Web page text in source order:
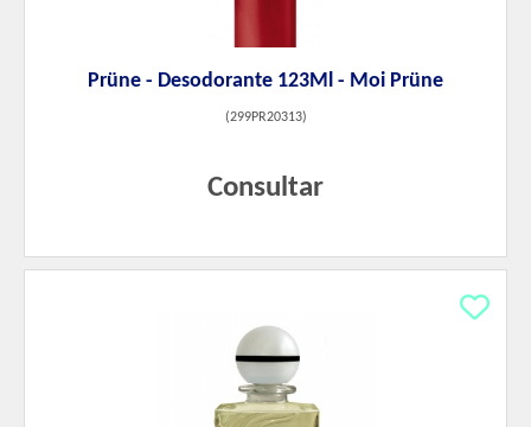
Prüne - Desodorante 123Ml - Moi Prüne
(299PR20313)
Consultar